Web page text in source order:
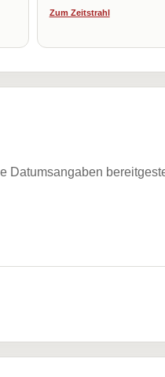
Zum Zeitstrahl
Datumsangaben